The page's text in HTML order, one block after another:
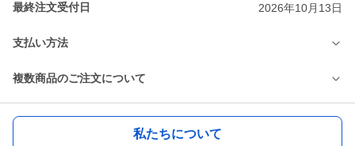
最終注文受付日 2026年10月13日
支払い方法
複数商品のご注文について
私たちについて